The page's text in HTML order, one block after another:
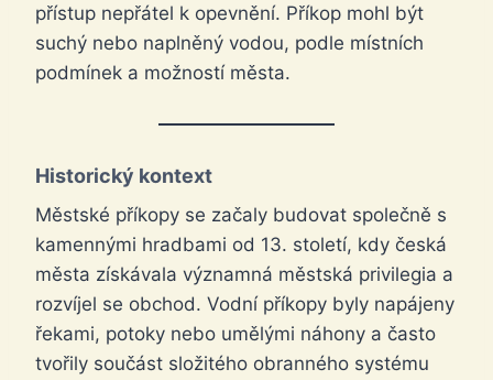
přístup nepřátel k opevnění. Příkop mohl být
suchý nebo naplněný vodou, podle místních
podmínek a možností města.
Historický kontext
Městské příkopy se začaly budovat společně s
kamennými hradbami od 13. století, kdy česká
města získávala významná městská privilegia a
rozvíjel se obchod. Vodní příkopy byly napájeny
řekami, potoky nebo umělými náhony a často
tvořily součást složitého obranného systému